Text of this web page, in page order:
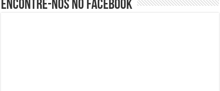
Encontre-nos no Facebook